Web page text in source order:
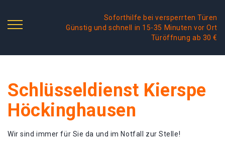
Soforthilfe bei versperrten Türen
Günstig und schnell in 15-35 Minuten vor Ort
Türöffnung ab 30 €
Schlüsseldienst Kierspe
Höckinghausen
Wir sind immer für Sie da und im Notfall zur Stelle!